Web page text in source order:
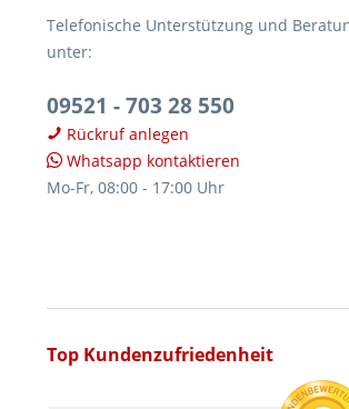
Telefonische Unterstützung und
unter:
09521 - 703 28 550
Rückruf anlegen
Whatsapp kontaktieren
Mo-Fr, 08:00 - 17:00 Uhr
Top Kundenzufriedenheit